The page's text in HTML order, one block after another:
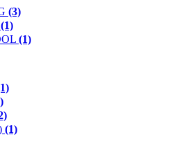
(3)
(1)
(1)
(1)